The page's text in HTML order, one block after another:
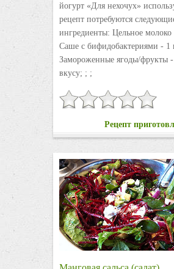
йогурт «Для нехочух»
рецепт потребуются
ингредиенты: Цельное молоко
Саше с бифидобактериями - 1
Замороженные ягоды/фрукты
вкусу; ; ;
Рецепт